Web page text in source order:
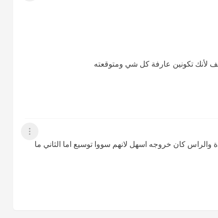
لأنك تكونين عارفة كل شي ومتوقعته
عرض القائمة
والراس كان خروجه اسهل لانهم سووا توسيع اما الثاني ما